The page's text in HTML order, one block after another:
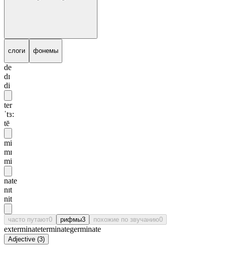
слоги фонемы
de
dɪ
di
ter
ˈtɜ:
tē
mi
mɪ
mi
nate
nɪt
nit
часто путают0 рифмы3 похожие по звучанию0
exterminateterminategerminate
Adjective (3)